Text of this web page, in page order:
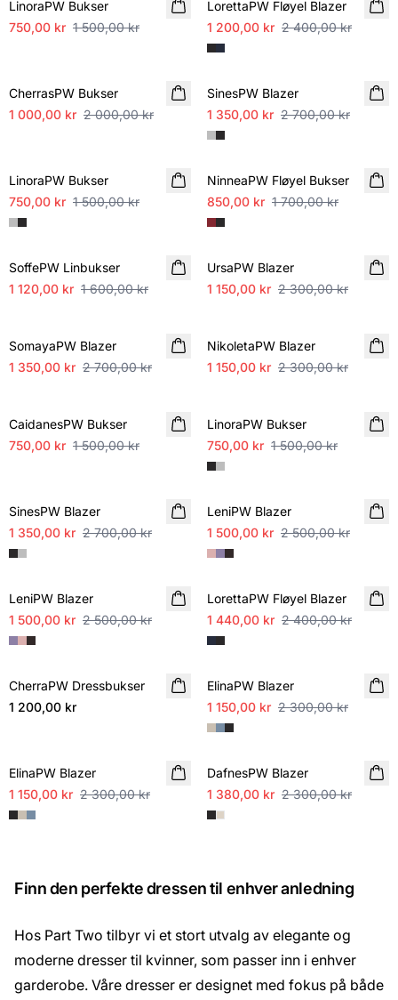
LinoraPW Bukser
750,00 kr 1 500,00 kr
LorettaPW Fløyel Blazer
1 200,00 kr 2 400,00 kr
CherrasPW Bukser
1 000,00 kr 2 000,00 kr
SALE
SinesPW Blazer
1 350,00 kr 2 700,00 kr
LinoraPW Bukser
750,00 kr 1 500,00 kr
SALE
NinneaPW Fløyel Bukser
850,00 kr 1 700,00 kr
SALE
SoffePW Linbukser
1 120,00 kr 1 600,00 kr
SALE
UrsaPW Blazer
1 150,00 kr 2 300,00 kr
SomayaPW Blazer
1 350,00 kr 2 700,00 kr
NikoletaPW Blazer
1 150,00 kr 2 300,00 kr
CaidanesPW Bukser
750,00 kr 1 500,00 kr
LinoraPW Bukser
750,00 kr 1 500,00 kr
SinesPW Blazer
1 350,00 kr 2 700,00 kr
SALE
LeniPW Blazer
1 500,00 kr 2 500,00 kr
SALE
LeniPW Blazer
1 500,00 kr 2 500,00 kr
SALE
LorettaPW Fløyel Blazer
1 440,00 kr 2 400,00 kr
NYHET
CherraPW Dressbukser
1 200,00 kr
SALE
ElinaPW Blazer
1 150,00 kr 2 300,00 kr
ElinaPW Blazer
1 150,00 kr 2 300,00 kr
SALE
DafnesPW Blazer
1 380,00 kr 2 300,00 kr
Finn den perfekte dressen til enhver anledning
Hos Part Two tilbyr vi et stort utvalg av elegante og
moderne dresser til kvinner, som passer inn i enhver
garderobe. Våre dresser er designet med fokus på både